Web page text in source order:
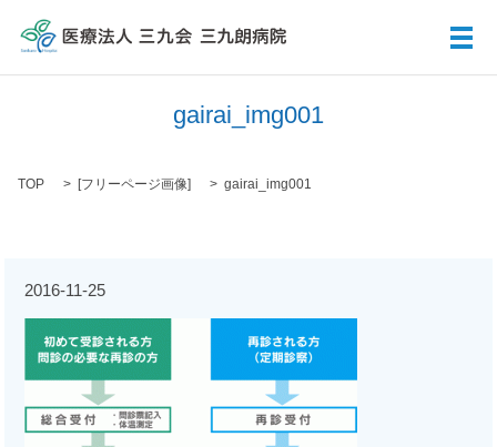
メ
gairai_img001
TOP [フリーページ画像] gairai_img001
2016-11-25